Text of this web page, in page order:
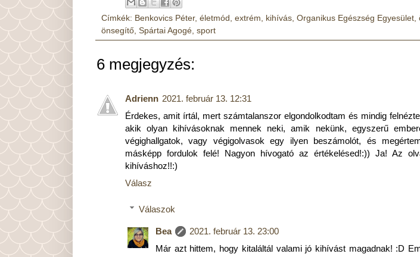
Címkék: Benkovics Péter, életmód , extrém, kihívás, Organikus Egészség Egyesület,
önsegítő, Spártai Agogé, sport
6 megjegyzés:
Adrienn 2021. február 13. 12:31
Érdekes, amit írtál, mert számtalanszor elgondolkodtam és mindig
akik olyan kihívásoknak mennek neki, amik nekünk, egyszerű
végighallgatok, vagy végigolvasok egy ilyen beszámolót, és
másképp fordulok felé! Nagyon hívogató az értékelésed!:)) Ja! Az
kihíváshoz!!:)
Válasz
Válaszok
Bea
2021. február 13. 23:00
Már azt hittem, hogy kitaláltál valami jó kihívást magadnak! :D